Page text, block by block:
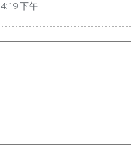
4:19 下午